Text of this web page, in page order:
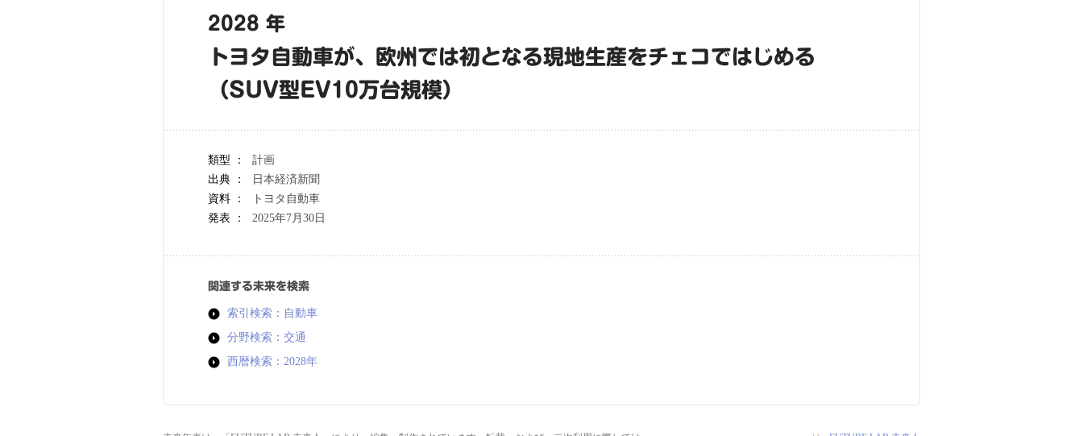
2028 年
トヨタ自動車が、欧州では初となる現地生産をチェコではじめる
（SUV型EV10万台規模）
類型 ：
計画
出典 ：
日本経済新聞
資料 ：
トヨタ自動車
発表 ：
2025年7月30日
関連する未来を検索
索引検索：自動車
分野検索：交通
西暦検索：2028年